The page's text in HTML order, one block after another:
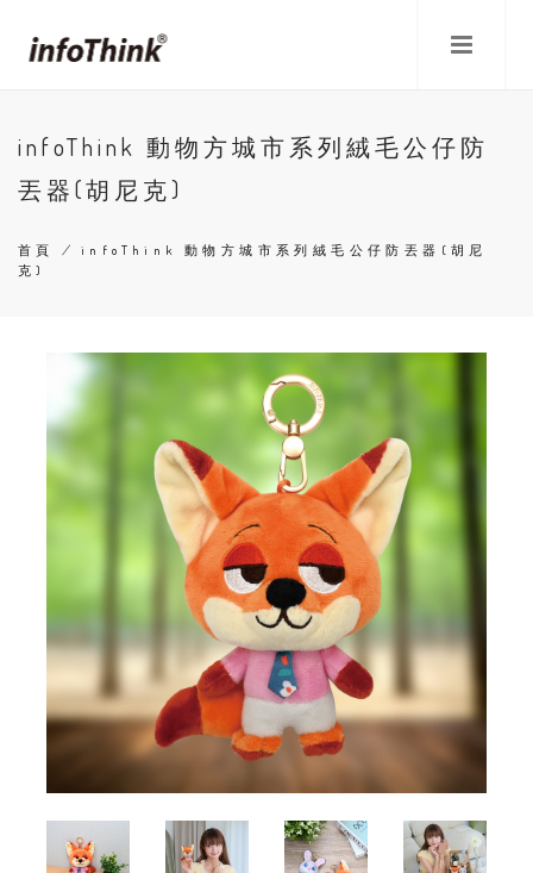
infoThink 動物方城市系列絨毛公仔防
丟器(胡尼克)
導
結
首頁 /infoThink 動物方城市系列絨毛公仔防丟器(胡尼
克)